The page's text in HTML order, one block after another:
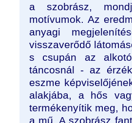
a szobrász,
motívumok. Az
anyagi
visszaverődő
s csupán az
táncosnál - az
eszme
alakjába, a hős
termékenyítik meg,
a mű. A szobrász